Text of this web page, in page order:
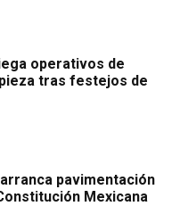
operativos de
tras festejos de
pavimentación
Mexicana